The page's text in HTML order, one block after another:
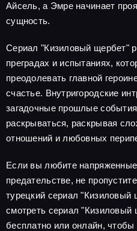
Айсель, а Эмре начинает
сущность.
Сериал "Кизиловый щербет"
преградах и испытаниях,
преодолевать главной
счастье. Внутригородские
загадочные прошлые
раскрываться, раскрывая
отношений и любовных
Если вы любите
предательстве, не
турецкий сериал
смотреть сериал "Кизиловый
бесплатно или онлайн,